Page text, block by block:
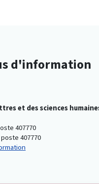
d'information
et des sciences
407770
poste 407770